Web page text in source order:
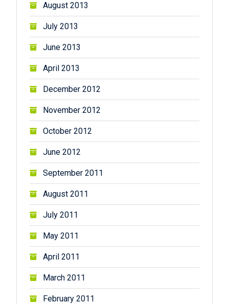
August 2013
July 2013
June 2013
April 2013
December 2012
November 2012
October 2012
June 2012
September 2011
August 2011
July 2011
May 2011
April 2011
March 2011
February 2011